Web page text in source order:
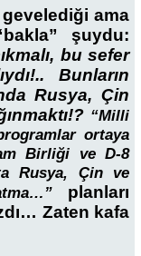
gevelediği ama
şuydu:
bu sefer
Bunların
Rusya, Çin
“Milli
ortaya
Birliği ve D-8
Rusya, Çin ve
planları
Zaten kafa